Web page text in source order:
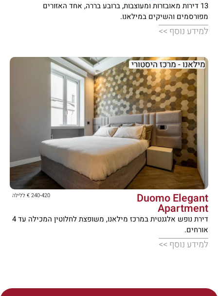
13 דירות מאובזרות ומעוצבות, ברובע בררה, אחד האזורים
מפורסמים והשיקים במילאנו.
למידע נוסף >>




Duomo Elegant
Apartment
240-420 € ללילה
דירת נופש אלגנטית במרכז מילאנו, משופצת לחלוטין המכילה עד 4
אורחים.
למידע נוסף >>
מילאנו - מרכז היסטורי